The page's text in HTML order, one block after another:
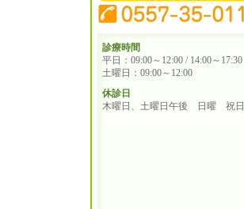
診療時間
平日：09:00～12:00 / 14:00～17:30
土曜日：09:00～12:00
休診日
木曜日、土曜日午後 日曜 祝日